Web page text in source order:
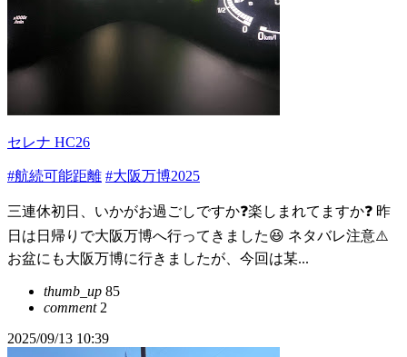
セレナ HC26
#航続可能距離 #大阪万博2025
三連休初日、いかがお過ごしですか❓楽しまれてますか❓ 昨
日は日帰りで大阪万博へ行ってきました😆 ネタバレ注意⚠️
お盆にも大阪万博に行きましたが、今回は某...
thumb_up 85
comment2
2025/09/13 10:39